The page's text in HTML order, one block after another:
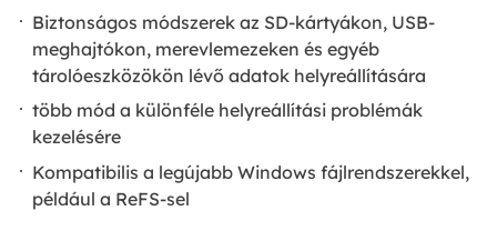
Biztonságos módszerek az SD-kártyákon, USB-
meghajtókon, merevlemezeken és egyéb
tárolóeszközökön lévő adatok helyreállítására
több mód a különféle helyreállítási problémák
kezelésére
Kompatibilis a legújabb Windows fájlrendszerekkel,
például a ReFS-sel